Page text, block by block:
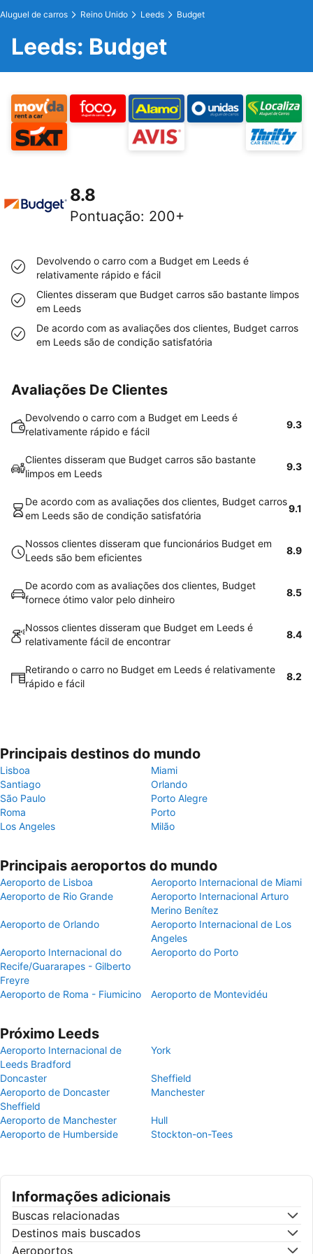
Aluguel de carros Reino Unido Leeds Budget
Leeds: Budget
8.8
Pontuação: 200+
Devolvendo o carro com a Budget em Leeds é
relativamente rápido e fácil
Clientes disseram que Budget carros são bastante limpos
em Leeds
De acordo com as avaliações dos clientes, Budget carros
em Leeds são de condição satisfatória
Avaliações De Clientes
Devolvendo o carro com a Budget em Leeds é
relativamente rápido e fácil
9.3
Clientes disseram que Budget carros são bastante
limpos em Leeds
9.3
De acordo com as avaliações dos clientes, Budget carros
em Leeds são de condição satisfatória
9.1
Nossos clientes disseram que funcionários Budget em
Leeds são bem eficientes
8.9
De acordo com as avaliações dos clientes, Budget
fornece ótimo valor pelo dinheiro
8.5
Nossos clientes disseram que Budget em Leeds é
relativamente fácil de encontrar
8.4
Retirando o carro no Budget em Leeds é relativamente
rápido e fácil
8.2
Principais destinos do mundo
Lisboa
Miami
Santiago
Orlando
São Paulo
Porto Alegre
Roma
Porto
Los Angeles
Milão
Principais aeroportos do mundo
Aeroporto de Lisboa
Aeroporto Internacional de Miami
Aeroporto de Rio Grande
Aeroporto Internacional Arturo
Merino Benítez
Aeroporto de Orlando
Aeroporto Internacional de Los
Angeles
Aeroporto Internacional do
Recife/Guararapes - Gilberto
Freyre
Aeroporto do Porto
Aeroporto de Roma - Fiumicino Aeroporto de Montevidéu
Próximo Leeds
Aeroporto Internacional de
Leeds Bradford
York
Doncaster
Sheffield
Aeroporto de Doncaster
Sheffield
Manchester
Aeroporto de Manchester
Hull
Aeroporto de Humberside
Stockton-on-Tees
Informações adicionais
Buscas relacionadas
Destinos mais buscados
Aeroportos